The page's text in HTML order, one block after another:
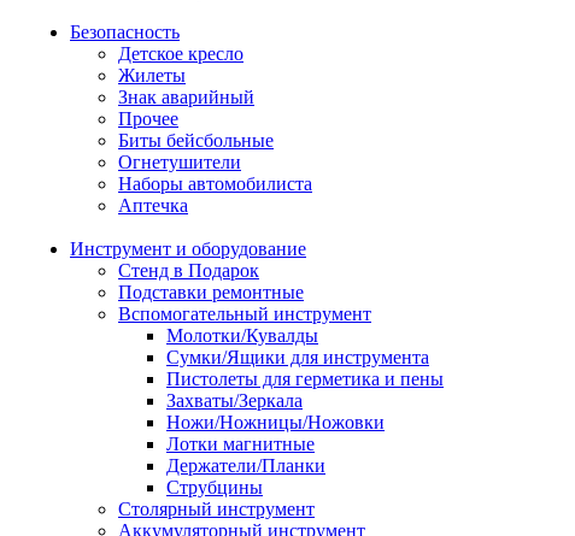
Безопасность
Детское кресло
Жилеты
Знак аварийный
Прочее
Биты бейсбольные
Огнетушители
Наборы автомобилиста
Аптечка
Инструмент и оборудование
Стенд в Подарок
Подставки ремонтные
Вспомогательный инструмент
Молотки/Кувалды
Сумки/Ящики для инструмента
Пистолеты для герметика и пены
Захваты/Зеркала
Ножи/Ножницы/Ножовки
Лотки магнитные
Держатели/Планки
Струбцины
Столярный инструмент
Аккумуляторный инструмент